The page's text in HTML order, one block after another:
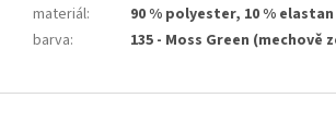
materiál:
90 % polyester, 10 % elastan
barva: 135 - Moss Green (mechově